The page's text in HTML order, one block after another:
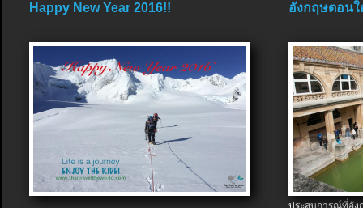
Happy New Year 2016!! อังกฤษตอนใ
ประสบการณ์ที่อัง